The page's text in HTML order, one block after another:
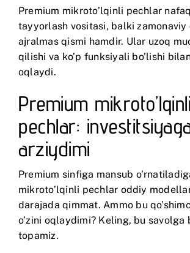
Premium mikroto’lqinli pechlar
tayyorlash vositasi, balki zamonaviy
ajralmas qismi hamdir. Ular uzoq
qilishi va ko’p funksiyali bo’lishi
oqlaydi.
Premium mikroto’lqinli
pechlar:
arziydimi
Premium sinfiga mansub
mikroto’lqinli pechlar oddiy
darajada qimmat. Ammo bu
o’zini oqlaydimi? Keling, bu savolga
topamiz.